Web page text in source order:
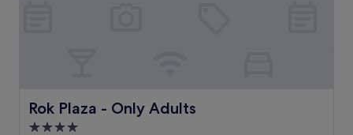
Rok Plaza - Only Adults
Rok Plaza - Only Adults
4.0